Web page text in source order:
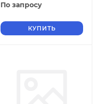
По запросу
КУПИТЬ